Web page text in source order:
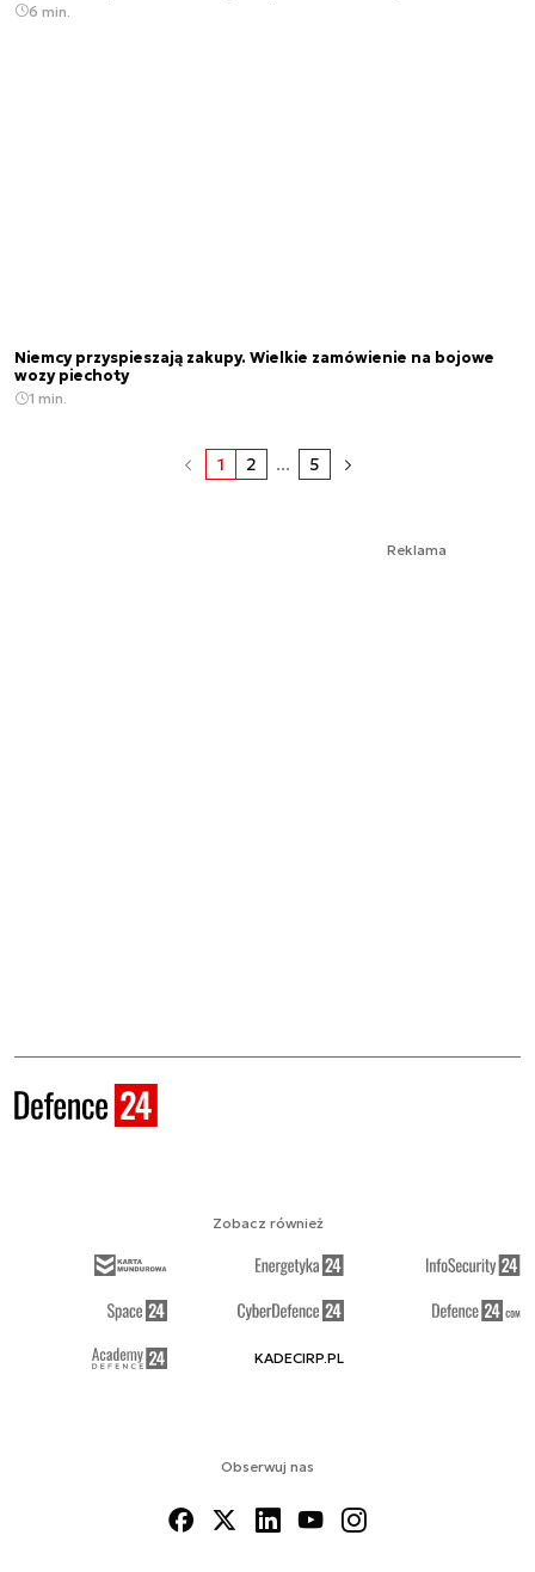
6 min.
Niemcy przyspieszają zakupy. Wielkie zamówienie na bojowe
wozy piechoty
1 min.
1 2 ... 5
Reklama
Obserwuj nas
Zobacz również
KADECIRP.PL